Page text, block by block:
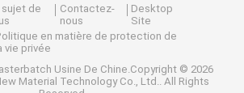
sujet de
Contactez-
nous
Desktop
Site
en matière de protection de
vie privée
Usine De Chine.Copyright © 2026
Material Technology Co., Ltd.. All Rights